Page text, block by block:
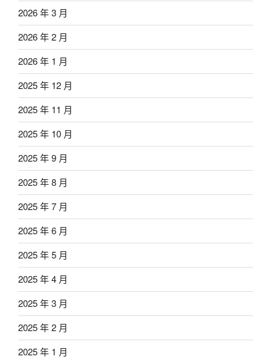
2026 年 3 月
2026 年 2 月
2026 年 1 月
2025 年 12 月
2025 年 11 月
2025 年 10 月
2025 年 9 月
2025 年 8 月
2025 年 7 月
2025 年 6 月
2025 年 5 月
2025 年 4 月
2025 年 3 月
2025 年 2 月
2025 年 1 月